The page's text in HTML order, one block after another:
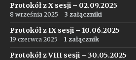
Protokół z X sesji – 02.09.2025
8 września 2025 3 załączniki
Protokół z IX sesji – 10.06.2025
19 czerwca 2025 1 załącznik
Protokół z VIII sesji – 30.05.2025